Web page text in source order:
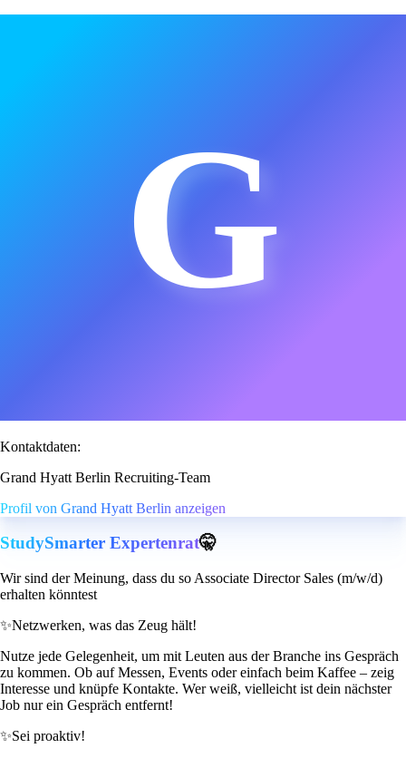
G
Kontaktdaten:
Grand Hyatt Berlin Recruiting-Team
Profil von Grand Hyatt Berlin anzeigen
StudySmarter Expertenrat🤫
Wir sind der Meinung, dass du so Associate Director Sales (m/w/d)
erhalten könntest
✨Netzwerken, was das Zeug hält!
Nutze jede Gelegenheit, um mit Leuten aus der Branche ins Gespräch
zu kommen. Ob auf Messen, Events oder einfach beim Kaffee – zeig
Interesse und knüpfe Kontakte. Wer weiß, vielleicht ist dein nächster
Job nur ein Gespräch entfernt!
✨Sei proaktiv!